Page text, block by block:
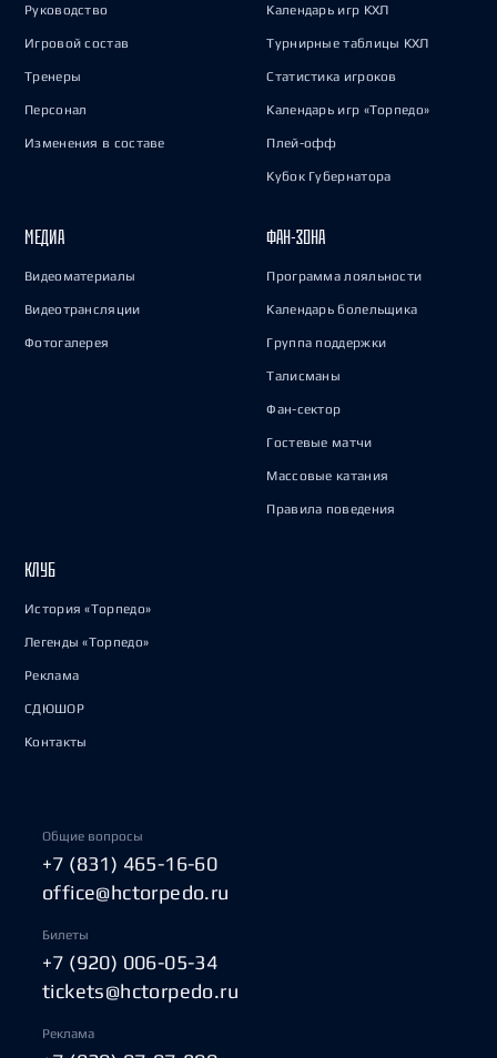
Руководство
Игровой состав
Тренеры
Персонал
Изменения в составе
Календарь игр КХЛ
Турнирные таблицы КХЛ
Статистика игроков
Календарь игр «Торпедо»
Плей-офф
Кубок Губернатора
МЕДИА
Видеоматериалы
Видеотрансляции
Фотогалерея
ФАН-ЗОНА
Программа лояльности
Календарь болельщика
Группа поддержки
Талисманы
Фан-сектор
Гостевые матчи
Массовые катания
Правила поведения
КЛУБ
История «Торпедо»
Легенды «Торпедо»
Реклама
СДЮШОР
Контакты
Общие вопросы
+7 (831) 465-16-60
office@hctorpedo.ru
Билеты
+7 (920) 006-05-34
tickets@hctorpedo.ru
Реклама